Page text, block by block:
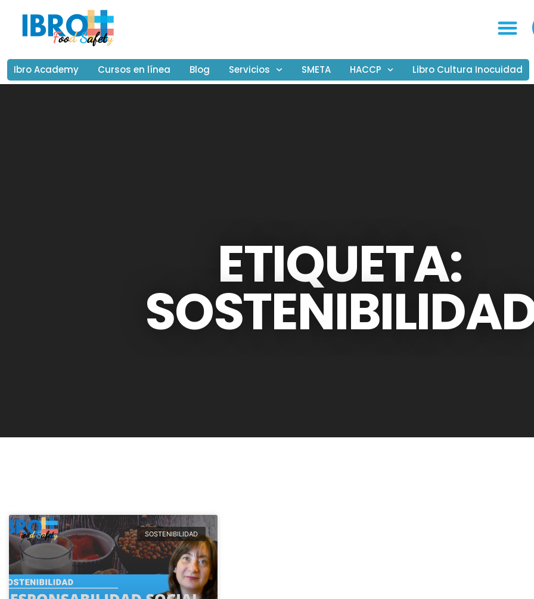
Ibro Academy Cursos en línea Blog Servicios SMETA HACCP Libro Cultura Inocuidad
ETIQUETA:
SOSTENIBILIDAD